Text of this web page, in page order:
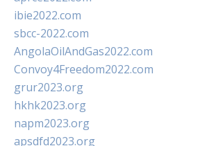
ibie2022.com
sbcc-2022.com
AngolaOilAndGas2022.com
Convoy4Freedom2022.com
grur2023.org
hkhk2023.org
napm2023.org
apsdfd2023.org